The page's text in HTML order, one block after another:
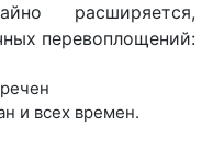
расширяется,
перевоплощений:
и всех времен.